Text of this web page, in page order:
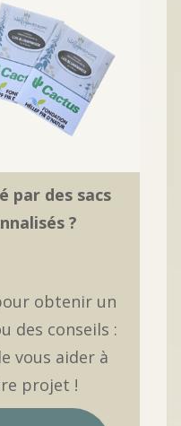
par des sacs
?
obtenir un
des conseils :
vous aider à
projet !